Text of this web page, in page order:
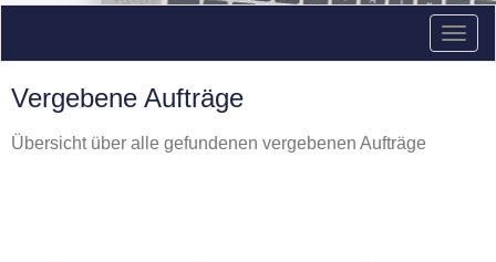
Vergebene Aufträge
Übersicht über alle gefundenen vergebenen Aufträge